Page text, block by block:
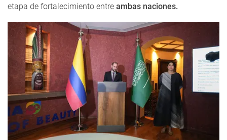
etapa de fortalecimiento entre ambas naciones.